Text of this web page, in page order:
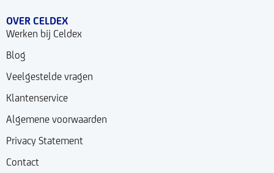
OVER CELDEX
Werken bij Celdex
Blog
Veelgestelde vragen
Klantenservice
Algemene voorwaarden
Privacy Statement
Contact